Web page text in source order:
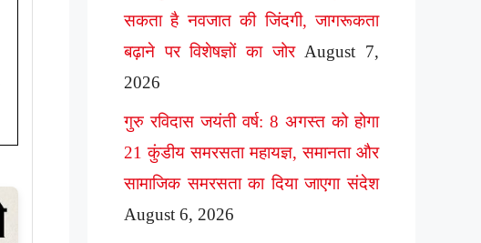
सकता है नवजात की जिंदगी, जागरूकता
बढ़ाने पर विशेषज्ञों का जोर August 7,
2026
गुरु रविदास जयंती वर्ष: 8 अगस्त को होगा
21 कुंडीय समरसता महायज्ञ, समानता और
सामाजिक समरसता का दिया जाएगा संदेश
August 6, 2026